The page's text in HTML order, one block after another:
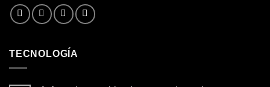
TECNOLOGÍA